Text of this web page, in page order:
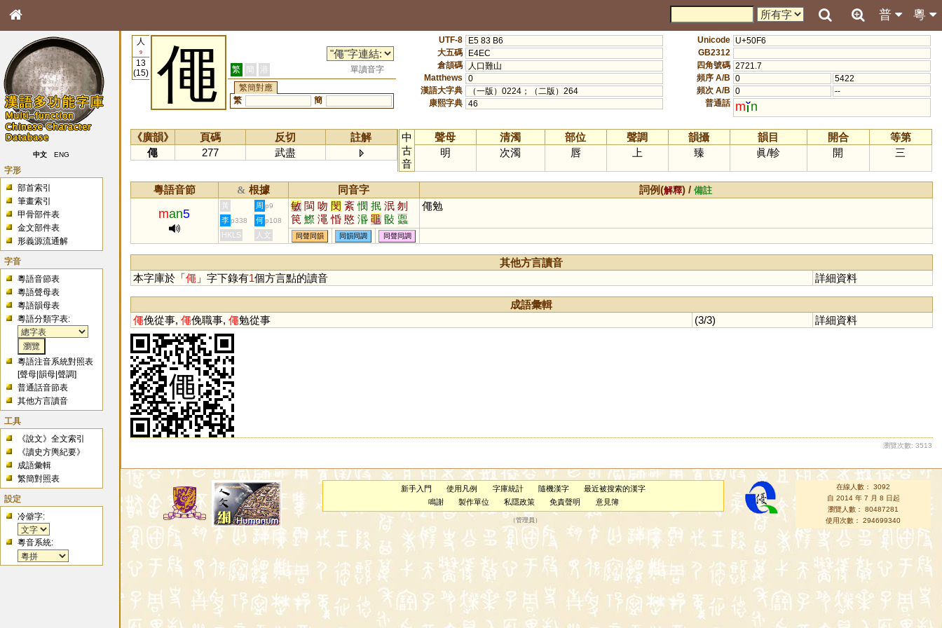
粵
普
中文 ENG
字形
部首索引
筆畫索引
甲骨部件表
金文部件表
形義源流通解
字音
粵語音節表
粵語聲母表
粵語韻母表
粵語分類字表:
粵語注音系統對照表
[聲母 |韻母 |聲調]
普通話音節表
其他方言讀音
工具
《說文》全文索引
《讀史方輿紀要》
成語彙輯
繁簡對照表
設定
冷僻字:
粵音系統:
人
9
13
(15)
僶 繁 簡 港
單讀音字
繁簡對應
繁
簡
UTF-8
E5 83 B6
大五碼
E4EC
倉頡碼
人口難山
Matthews
0
漢語大字典
（一版）0224；（二版）264
康熙字典 46
Unicode U+50F6
GB2312
四角號碼 2721.7
頻序 A/B 0
5422
頻次 A/B 0
--
普通話 m n
《廣韻》 頁碼 反切
註解
僶
277 武盡
中
古
音
聲母 清濁 部位 聲調 韻攝 韻目 開合
等第
明
次濁 唇 上 臻 眞/軫 開 三
粵語音節 & 根據 同音字 詞例(解釋) /備註
man5
黃 周 p9 敏 閩 吻 閔 紊 憫 抿 泯 刎
笢 鰶 澠 惛 愍 湣 黽 敯 蠠
簢 呡 呅 抆 刡 潣 搵 怋 敃
歾 暋
僶勉
李 p338 何 p108
HKLS 人文 同聲同韻 同韻同調 同聲同調
其他方言讀音
本字庫於「僶」字下錄有1個方言點的讀音 詳細資料
成語彙輯
僶俛從事, 僶俛職事, 僶勉從事 (3/3) 詳細資料
瀏覽次數: 3513
新手入門 使用凡例 字庫統計 隨機漢字
最近被搜索的漢字
鳴謝
製作單位 私隱政策 免責聲明 意見簿
（管理員 ）
在線人數： 3092
自 2014 年 7 月 8 日起
瀏覽人數： 80487281
使用次數： 294699340